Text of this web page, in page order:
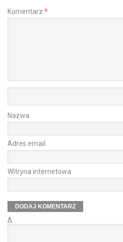
Komentarz *
Nazwa
Adres email
Witryna internetowa
Δ